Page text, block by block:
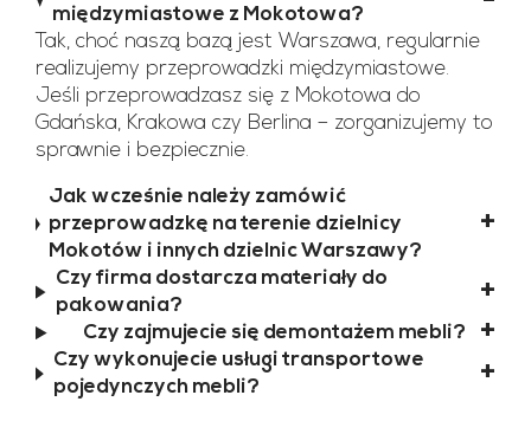
międzymiastowe z Mokotowa?
Tak, choć naszą bazą jest Warszawa, regularnie
realizujemy przeprowadzki międzymiastowe.
Jeśli przeprowadzasz się z Mokotowa do
Gdańska, Krakowa czy Berlina – zorganizujemy to
sprawnie i bezpiecznie.
Jak wcześnie należy zamówić
przeprowadzkę na terenie dzielnicy
Mokotów i innych dzielnic Warszawy?
Czy firma dostarcza materiały do
pakowania?
Czy zajmujecie się demontażem mebli?
Czy wykonujecie usługi transportowe
pojedynczych mebli?